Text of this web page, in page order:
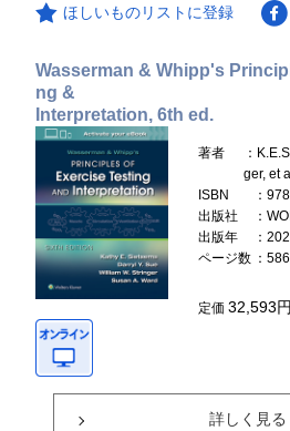
ほしいものリストに登録
Wasserman & Whipp's
ng &
Interpretation, 6th ed.
著者
：
ger, et
ISBN
：
出版社
：
出版年
：
ページ数 ：
定価32,593
詳しく見る